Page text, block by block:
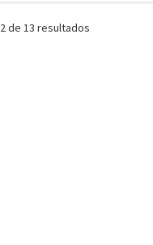
de 13 resultados